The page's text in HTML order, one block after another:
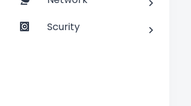
Scurity